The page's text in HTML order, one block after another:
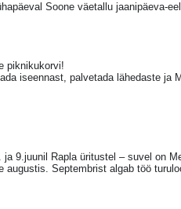
Soone väetallu jaanipäeva-
piknikukorvi!
iseennast, palvetada lähedaste ja
9.juunil Rapla üritustel – suvel on
Septembrist algab töö